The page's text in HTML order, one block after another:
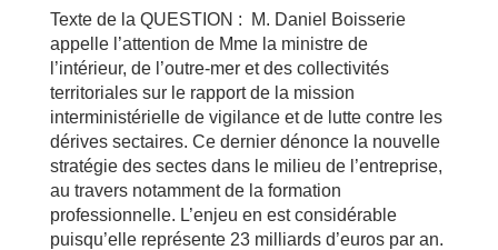
Texte de la QUESTION : M. Daniel Boisserie
appelle l’attention de Mme la ministre de
l’intérieur, de l’outre-mer et des collectivités
territoriales sur le rapport de la mission
interministérielle de vigilance et de lutte contre les
dérives sectaires. Ce dernier dénonce la nouvelle
stratégie des sectes dans le milieu de l’entreprise,
au travers notamment de la formation
professionnelle. L’enjeu en est considérable
puisqu’elle représente 23 milliards d’euros par an.